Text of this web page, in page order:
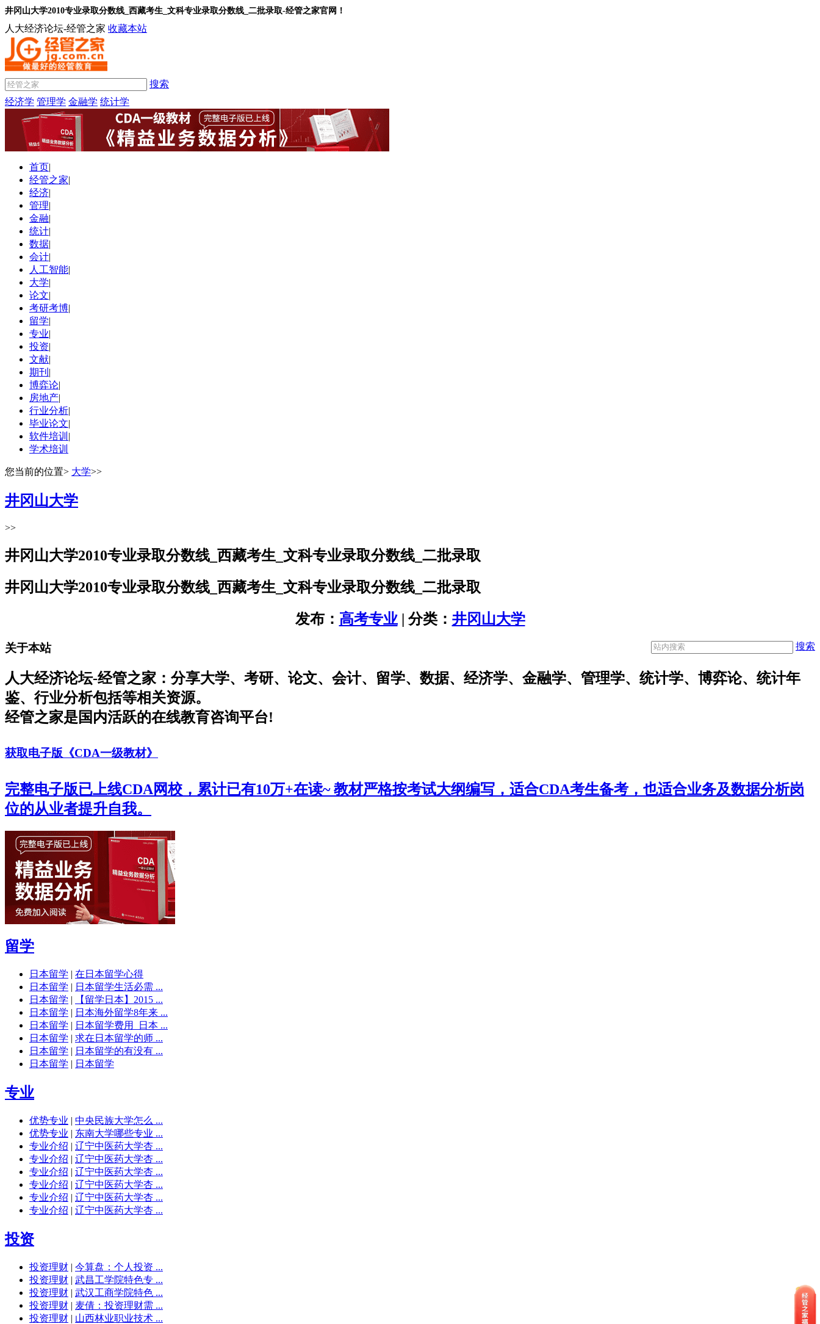
井冈山大学2010专业录取分数线_西藏考生_文科专业录取分数线_二批录取-经管之家官网！
人大经济论坛-经管之家 收藏本站
搜索
经济学 管理学 金融学 统计学
首页|
经管之家|
经济|
管理|
金融|
统计|
数据|
会计|
人工智能|
大学|
论文|
考研考博|
留学|
专业|
投资|
文献|
期刊 |
博弈论|
房地产|
行业分析|
毕业论文|
软件培训 |
学术培训
您当前的位置> 大学>>
井冈山大学
>>
井冈山大学2010专业录取分数线_西藏考生_文科专业录取分数线_二批录取
井冈山大学2010专业录取分数线_西藏考生_文科专业录取分数线_二批录取
发布： 高考专业| 分类： 井冈山大学
搜索
关于本站
人大经济论坛-经管之家：分享大学、考研、论文、会计、留学、数据、经济学、金融学、管理学、统计学、博弈论、统计年
鉴、行业分析包括等相关资源。
经管之家是国内活跃的在线教育咨询平台!
获取电子版《CDA一级教材》
完整电子版已上线CDA网校，累计已有10万+在读~ 教材严格按考试大纲编写，适合CDA考生备考，也适合业务及数据分析岗
位的从业者提升自我。
留学
日本留学 | 在日本留学心得
日本留学 | 日本留学生活必需 ...
日本留学 |
【留学日本】2015 ...
日本留学 | 日本海外留学8年来 ...
日本留学 | 日本留学费用_日本 ...
日本留学 | 求在日本留学的师 ...
日本留学 | 日本留学的有没有 ...
日本留学 | 日本留学
专业
优势专业 | 中央民族大学怎么 ...
优势专业 | 东南大学哪些专业 ...
专业介绍 | 辽宁中医药大学杏 ...
专业介绍 | 辽宁中医药大学杏 ...
专业介绍 | 辽宁中医药大学杏 ...
专业介绍 | 辽宁中医药大学杏 ...
专业介绍 | 辽宁中医药大学杏 ...
专业介绍 | 辽宁中医药大学杏 ...
投资
投资理财 | 今算盘：个人投资 ...
投资理财 | 武昌工学院特色专 ...
投资理财 | 武汉工商学院特色 ...
投资理财 | 麦倩：投资理财需 ...
投资理财 | 山西林业职业技术 ...